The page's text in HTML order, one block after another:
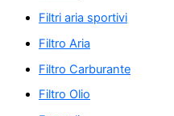
Filtri aria sportivi
Filtro Aria
Filtro Carburante
Filtro Olio